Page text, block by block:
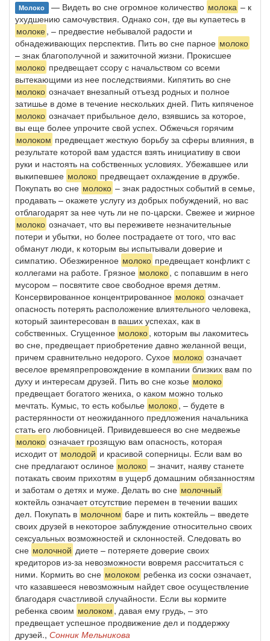
Молоко — Видеть во сне огромное количество молока – к
ухудшению самочувствия. Однако сон, где вы купаетесь в
молоке, – предвестие небывалой радости и
обнадеживающих перспектив. Пить во сне парное молоко
– знак благополучной и зажиточной жизни. Прокисшее
молоко предвещает ссору с начальством со всеми
вытекающими из нее последствиями. Кипятить во сне
молоко означает внезапный отъезд родных и полное
затишье в доме в течение нескольких дней. Пить кипяченое
молоко означает прибыльное дело, взявшись за которое,
вы еще более упрочите свой успех. Обжечься горячим
молоком предвещает жесткую борьбу за сферы влияния, в
результате которой вам удастся взять инициативу в свои
руки и настоять на собственных условиях. Убежавшее или
выкипевшее молоко предвещает охлаждение в дружбе.
Покупать во сне молоко – знак радостных событий в семье,
продавать – окажете услугу из добрых побуждений, но вас
отблагодарят за нее чуть ли не по-царски. Свежее и жирное
молоко означает, что вы переживете незначительные
потери и убытки, но более пострадаете от того, что вас
обманут люди, к которым вы испытывали доверие и
симпатию. Обезжиренное молоко предвещает конфликт с
коллегами на работе. Грязное молоко, с попавшим в него
мусором – посвятите свое свободное время детям.
Консервированное концентрированное молоко означает
опасность потерять расположение влиятельного человека,
который заинтересован в ваших успехах, как в
собственных. Сгущенное молоко, которым вы лакомитесь
во сне, предвещает приобретение давно желанной вещи,
причем сравнительно недорого. Сухое молоко означает
веселое времяпрепровождение в компании близких вам по
духу и интересам друзей. Пить во сне козье молоко
предвещает богатого жениха, о каком можно только
мечтать. Кумыс, то есть кобылье молоко, – будете в
растерянности от неожиданного предложения начальника
стать его любовницей. Привидевшееся во сне медвежье
молоко означает грозящую вам опасность, которая
исходит от молодой и красивой соперницы. Если вам во
сне предлагают ослиное молоко – значит, наяву станете
потакать своим прихотям в ущерб домашним обязанностям
и заботам о детях и муже. Делать во сне молочный
коктейль означает отсутствие перемен в течении ваших
дел. Покупать в молочном баре и пить коктейль – введете
своих друзей в некоторое заблуждение относительно своих
сексуальных возможностей и склонностей. Следовать во
сне молочной диете – потеряете доверие своих
кредиторов из-за невозможности вовремя рассчитаться с
ними. Кормить во сне молоком ребенка из соски означает,
что казавшееся невозможным найдет свое осуществление
благодаря счастливой случайности. Если вы кормите
ребенка своим молоком , давая ему грудь, – это
предвещает успешное продвижение дел и поддержку
друзей., Сонник Мельникова